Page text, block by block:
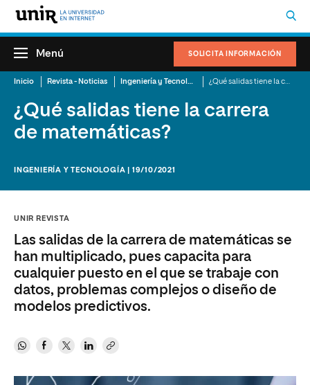
SOLICITA INFORMACIÓN
Menú
Inicio Revista - Noticias Ingeniería y Tecnología
¿Qué salidas tiene la carrera
de matemáticas?
INGENIERÍA Y TECNOLOGÍA | 19/10/2021
UNIR REVISTA
Las salidas de la carrera de matemáticas se
han multiplicado, pues capacita para
cualquier puesto en el que se trabaje con
datos, problemas complejos o diseño de
modelos predictivos.